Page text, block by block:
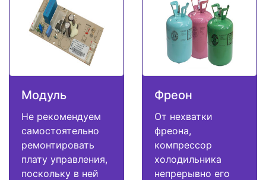
Модуль
Не рекомендуем
самостоятельно
ремонтировать
плату управления,
поскольку в ней
Фреон
От нехватки
фреона,
компрессор
холодильника
непрерывно его